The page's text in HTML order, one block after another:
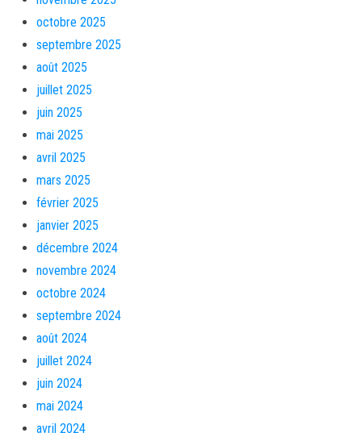
octobre 2025
septembre 2025
août 2025
juillet 2025
juin 2025
mai 2025
avril 2025
mars 2025
février 2025
janvier 2025
décembre 2024
novembre 2024
octobre 2024
septembre 2024
août 2024
juillet 2024
juin 2024
mai 2024
avril 2024